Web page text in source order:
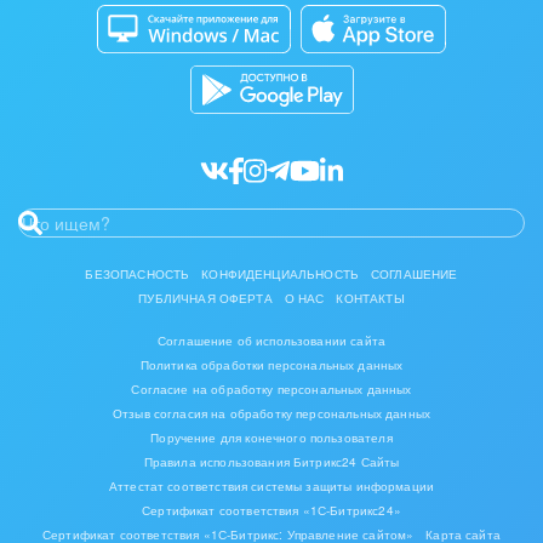
Мода, одежда, аксессуары, стиль
Рынки и торговля
Связь и телекоммуникации
Финансы, бухгалтерия, банки
Химия и нефтехимия
Электроэнергетика
Кибербезопасность
Разработчикам приложений
БЕЗОПАСНОСТЬ КОНФИДЕНЦИАЛЬНОСТЬ
СОГЛАШЕНИЕ
ПУБЛИЧНАЯ ОФЕРТА
О НАС КОНТАКТЫ
Соглашение об использовании сайта
Политика обработки персональных данных
Согласие на обработку персональных данных
Отзыв согласия на обработку персональных данных
Поручение для конечного пользователя
Правила использования Битрикс24 Сайты
Аттестат соответствия системы защиты информации
Сертификат соответствия «1С-Битрикс24»
Сертификат соответствия «1С-Битрикс: Управление сайтом»
Карта сайта